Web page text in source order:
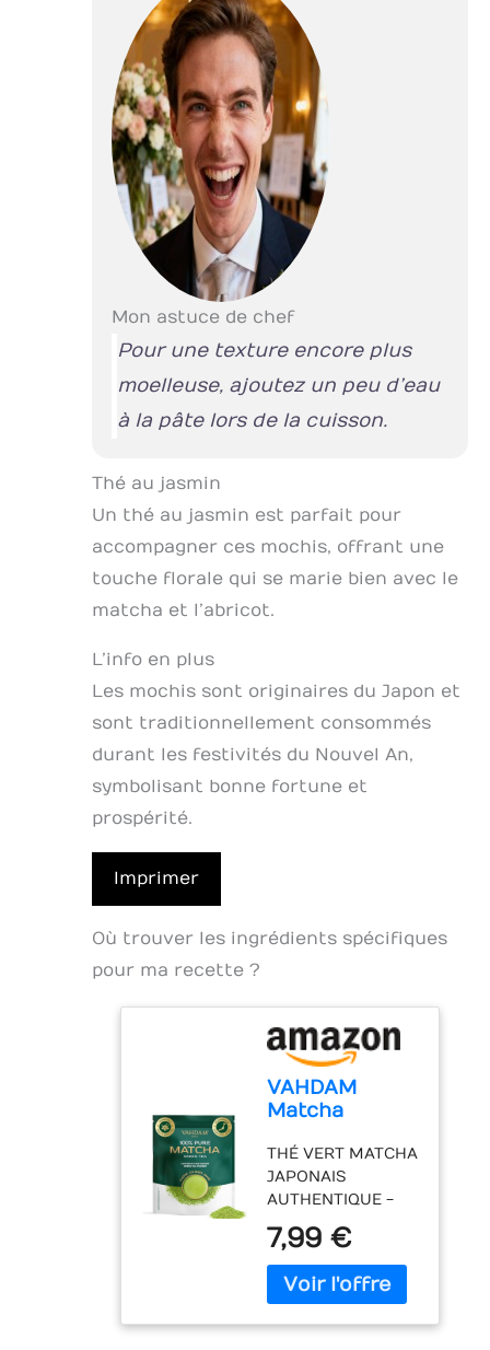
Mon astuce de chef
Pour une texture encore plus
moelleuse, ajoutez un peu d’eau
à la pâte lors de la cuisson.
Thé au jasmin
Un thé au jasmin est parfait pour
accompagner ces mochis, offrant une
touche florale qui se marie bien avec le
matcha et l’abricot.
L’info en plus
Les mochis sont originaires du Japon et
sont traditionnellement consommés
durant les festivités du Nouvel An,
symbolisant bonne fortune et
prospérité.
Imprimer
Où trouver les ingrédients spécifiques
pour ma recette ?
VAHDAM
Matcha
the Matcha
Japonais
authentique
de qualite
culinaire
THÉ VERT MATCHA
JAPONAIS
AUTHENTIQUE -
Offrez-vous notre
Matcha de qualité
culinaire, un
témoignage
7,99 €